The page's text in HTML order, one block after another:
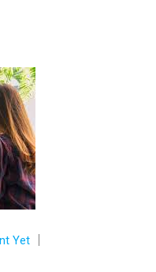
Yet